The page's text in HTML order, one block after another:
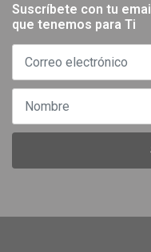
Suscríbete con tu
que tenemos para Ti